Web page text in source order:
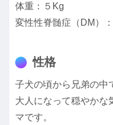
体重：５Kg
変性性脊髄症（DM）
性格
子犬の頃から兄弟の中
大人になって穏やかな
マです。